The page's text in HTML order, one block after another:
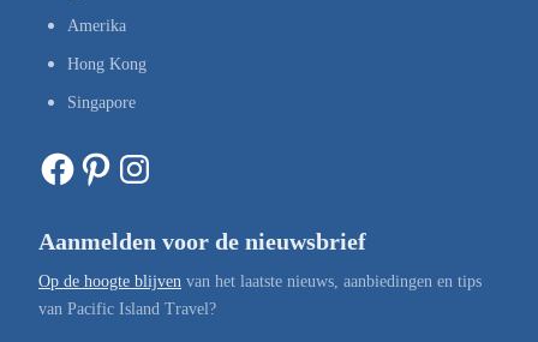
Amerika
Hong Kong
Singapore
Facebook Pinterest Instagram
Aanmelden voor de nieuwsbrief
Op de hoogte blijven van het laatste nieuws, aanbiedingen en tips
van Pacific Island Travel?